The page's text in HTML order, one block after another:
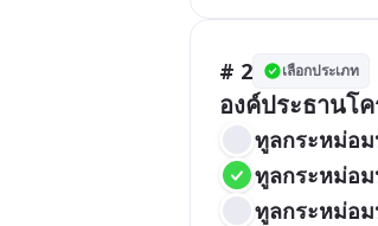
# 2 เลือกประเภท
องค์ประธานโค
ทูลกระหม่อ
ทูลกระหม่อ
ทูลกระหม่อ